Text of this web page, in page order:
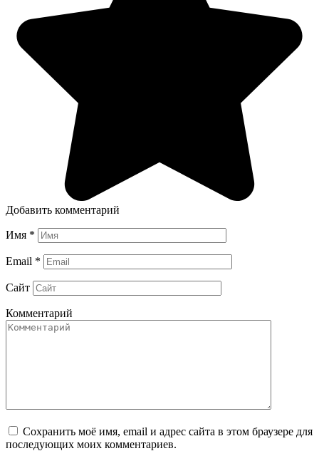
Добавить комментарий
Имя *
Email *
Сайт
Комментарий
Сохранить моё имя, email и адрес сайта в этом браузере для
последующих моих комментариев.